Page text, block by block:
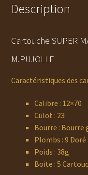
Description
Cartouche SUPER
M.PUJOLLE
Caractéristiques des
Calibre : 12×70
Culot : 23
Bourre : Bourre
Plombs : 9 Doré
Poids : 38g
Boite : 5